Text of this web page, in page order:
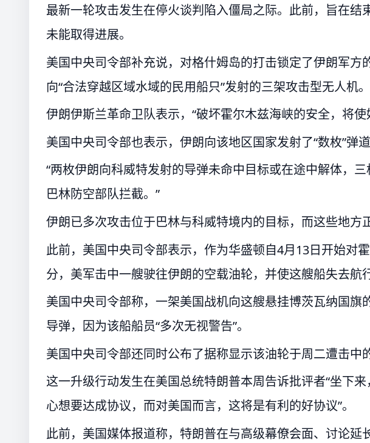
最新一轮攻击发生在停火谈判陷入僵局之际。此前，旨在结
未能取得进展。
美国中央司令部补充说，对格什姆岛的打击锁定了伊朗军方
向“合法穿越区域水域的民用船只”发射的三架攻击型无人机。
伊朗伊斯兰革命卫队表示，“破坏霍尔木兹海峡的安全，将使
美国中央司令部也表示，伊朗向该地区国家发射了“数枚”弹道
“两枚伊朗向科威特发射的导弹未命中目标或在途中解体，
巴林防空部队拦截。”
伊朗已多次攻击位于巴林与科威特境内的目标，而这些地方
此前，美国中央司令部表示，作为华盛顿自4月13日开始对
分，美军击中一艘驶往伊朗的空载油轮，并使这艘船失去航
美国中央司令部称，一架美国战机向这艘悬挂博茨瓦纳国旗
导弹，因为该船船员“多次无视警告”。
美国中央司令部还同时公布了据称显示该油轮于周二遭击中
这一升级行动发生在美国总统特朗普本周告诉批评者“坐下
心想要达成协议，而对美国而言，这将是有利的好协议”。
此前，美国媒体报道称，特朗普在与高级幕僚会面、讨论延